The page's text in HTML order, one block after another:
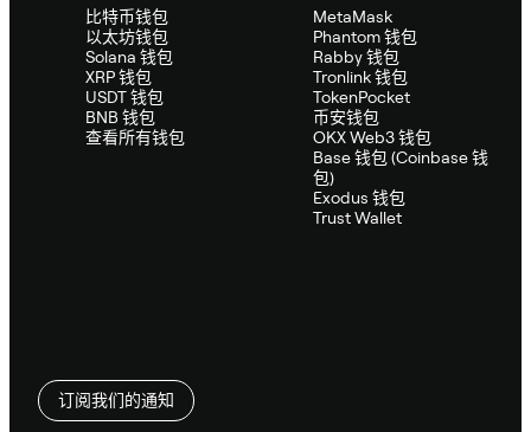
比特币钱包
以太坊钱包
Solana 钱包
XRP 钱包
USDT 钱包
BNB 钱包
查看所有钱包
MetaMask
Phantom 钱包
Rabby 钱包
Tronlink 钱包
TokenPocket
币安钱包
OKX Web3 钱包
Base 钱包 (Coinbase 钱
包)
Exodus 钱包
Trust Wallet
订阅我们的通知